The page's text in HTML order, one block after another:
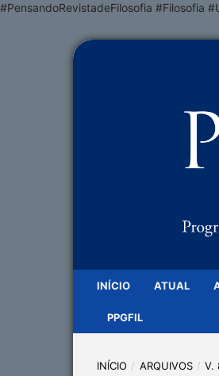
#PensandoRevistadeFilosofia #Filosofia
INÍCIO ATUAL
PPGFIL
INÍCIO / ARQUIVOS / V.